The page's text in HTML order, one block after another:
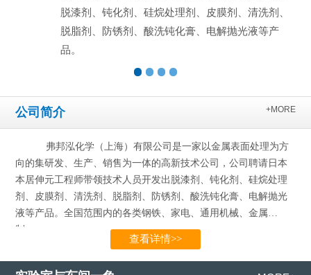
脱漆剂、钝化剂、硅烷处理剂、皮膜剂、清洗剂、
脱脂剂、防锈剂、酸洗钝化膏、电解抛光液等产
品。
公司简介 +MORE
弗邦泓化学（上海）有限公司是一家以金属表面处理为方
向的集研发、生产、销售为一体的高新技术公司，公司聘请日本
本居伸元工程师带领技术人员开发出脱漆剂、钝化剂、硅烷处理
剂、皮膜剂、清洗剂、脱脂剂、防锈剂、酸洗钝化膏、电解抛光
液等产品。全国范围内的各类钢铁、家电、通用机械、金属
制…...
查看详情>>